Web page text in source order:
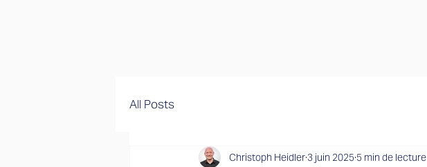
All Posts
Christoph Heidler 3 juin 2025 5 min de lecture